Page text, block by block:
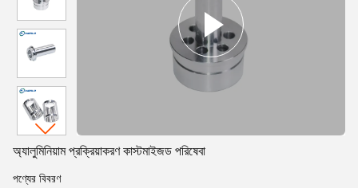
অ্যালুমিনিয়াম প্রক্রিয়াকরণ কাস্টমাইজড পরিষেবা
পণ্যের বিবরণ